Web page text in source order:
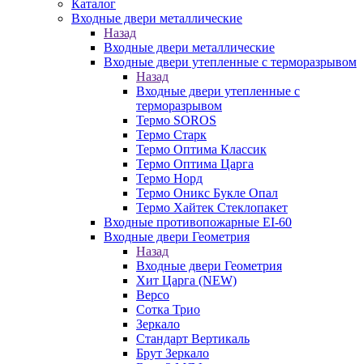
Каталог
Входные двери металлические
Назад
Входные двери металлические
Входные двери утепленные с терморазрывом
Назад
Входные двери утепленные с
терморазрывом
Термо SOROS
Термо Старк
Термо Оптима Классик
Термо Оптима Царга
Термо Норд
Термо Оникс Букле Опал
Термо Хайтек Стеклопакет
Входные противопожарные EI-60
Входные двери Геометрия
Назад
Входные двери Геометрия
Хит Царга (NEW)
Версо
Сотка Трио
Зеркало
Стандарт Вертикаль
Брут Зеркало